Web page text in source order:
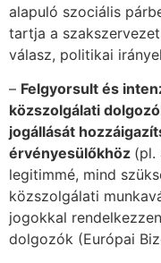
alapuló szociális
tartja a
válasz, politikai
– Felgyorsult és
közszolgálati
jogállását
érvényesülőkhöz (pl.
legitimmé, mind
közszolgálati
jogokkal
dolgozók (Európai